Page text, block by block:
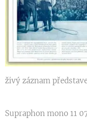
živý záznam
Supraphon mono 11